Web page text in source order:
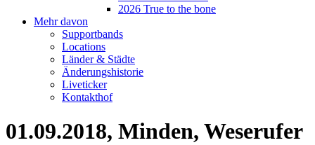
2026 True to the bone
Mehr davon
Supportbands
Locations
Länder & Städte
Änderungshistorie
Liveticker
Kontakthof
01.09.2018, Minden, Weserufer